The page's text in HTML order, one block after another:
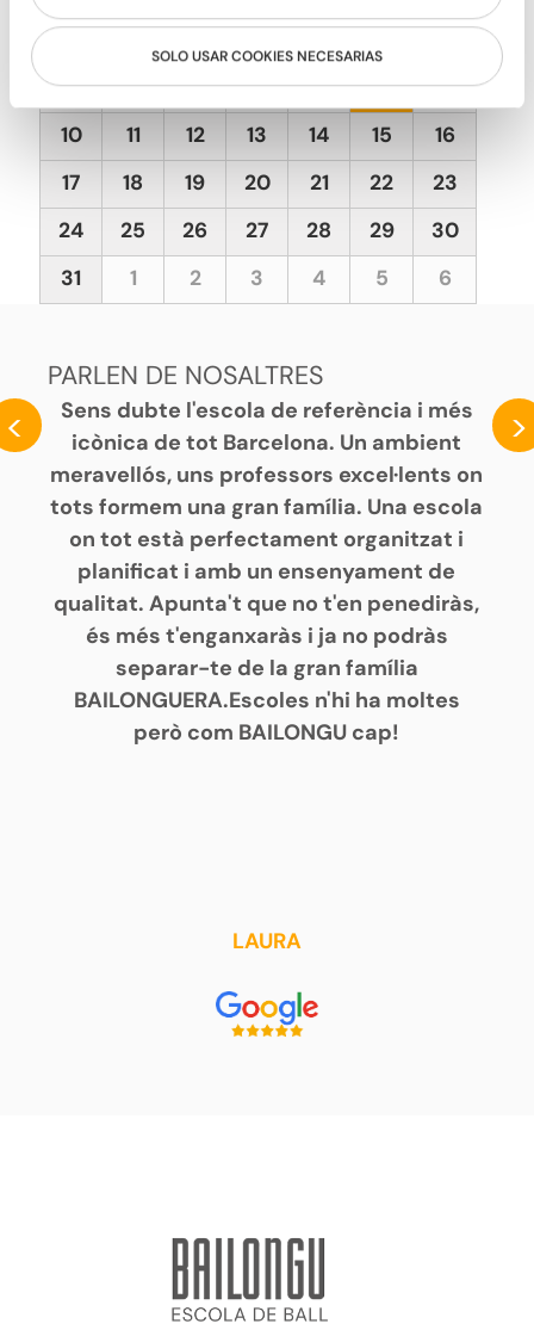
SOLO USAR COOKIES NECESARIAS
3
4 5 6 7 8
9
10
11 12 13 14 15
16
17
18 19 20 21 22
23
24
25 26 27 28 29
30
31
1 2 3 4 5 6
PARLEN DE NOSALTRES
<
Sens dubte l'escola de referència i més
icònica de tot Barcelona. Un ambient
meravellós, uns professors excel·lents on
tots formem una gran família. Una escola
on tot està perfectament organitzat i
planificat i amb un ensenyament de
qualitat. Apunta't que no t'en penediràs,
és més t'enganxaràs i ja no podràs
separar-te de la gran família
BAILONGUERA.Escoles n'hi ha moltes
però com BAILONGU cap!
LAURA
>